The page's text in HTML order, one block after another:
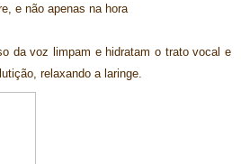
e não apenas na hora
da voz limpam e hidratam o trato vocal e
relaxando a laringe.